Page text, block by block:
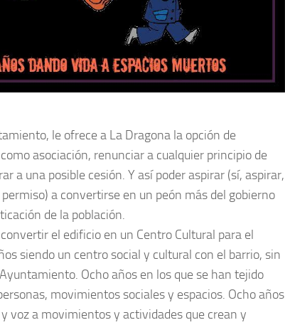
le ofrece a La Dragona la opción de
asociación, renunciar a cualquier principio de
a una posible cesión. Y así poder aspirar (sí, aspirar,
a convertirse en un peón más del gobierno
de la población.
el edificio en un Centro Cultural para el
siendo un centro social y cultural con el barrio, sin
Ocho años en los que se han tejido
movimientos sociales y espacios. Ocho años
voz a movimientos y actividades que crean y